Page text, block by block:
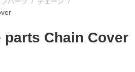
parts Chain Cover